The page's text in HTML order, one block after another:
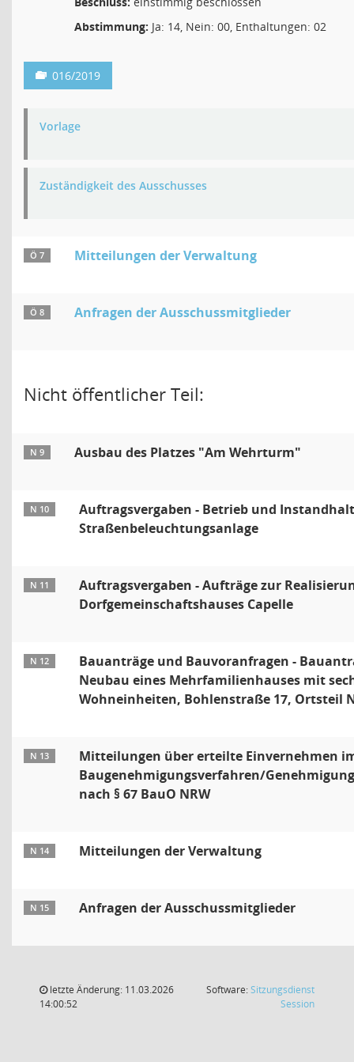
Abstimmung: Ja: 14, Nein: 00, Enthaltungen: 02
016/2019
Vorlage
Zuständigkeit des Ausschusses
Ö 7 Mitteilungen der Verwaltung
Ö 8 Anfragen der Ausschussmitglieder
Nicht öffentlicher Teil:
N 9 Ausbau des Platzes "Am Wehrturm"
N 10
Auftragsvergaben - Betrieb und
Straßenbeleuchtungsanlage
N 11
Auftragsvergaben - Aufträge zur
Dorfgemeinschaftshauses Capelle
N 12
Bauanträge und Bauvoranfragen -
Neubau eines Mehrfamilienhauses mit
Wohneinheiten, Bohlenstraße 17, Ortsteil
N 13
Mitteilungen über erteilte Einvernehmen
Baugenehmigungsverfahren/
nach § 67 BauO NRW
N 14 Mitteilungen der Verwaltung
N 15 Anfragen der Ausschussmitglieder
letzte Änderung: 11.03.2026
14:00:52
Software:Sitzungsdienst
Session(Wird in